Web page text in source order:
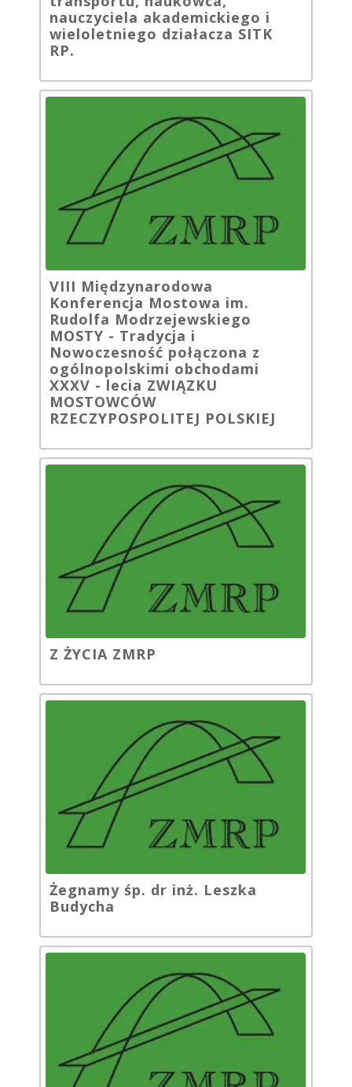
nauczyciela akademickiego i
wieloletniego działacza SITK
RP.
VIII Międzynarodowa
Konferencja Mostowa im.
Rudolfa Modrzejewskiego
MOSTY - Tradycja i
Nowoczesność połączona z
ogólnopolskimi obchodami
XXXV - lecia ZWIĄZKU
MOSTOWCÓW
RZECZYPOSPOLITEJ POLSKIEJ
Z ŻYCIA ZMRP
Żegnamy śp. dr inż. Leszka
Budycha